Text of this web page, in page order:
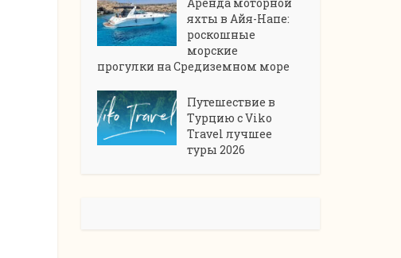
яхты в Айя-Напе:
роскошные
морские
прогулки на Средиземном море
Путешествие в
Турцию с Viko
Travel лучшее
туры 2026